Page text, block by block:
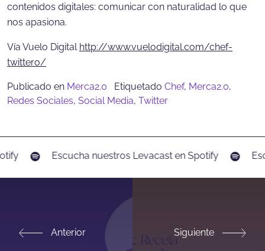
contenidos digitales: comunicar con naturalidad lo que
nos apasiona.
Vía Vuelo Digital http://www.vuelodigital.com/chef-
twittero/
Publicado en Merca2.0 Etiquetado Chef, Merca2.0,
Redes Sociales, Social Media, Twitter
Escucha nuestros Levacast en Spotify
Anterior Siguiente